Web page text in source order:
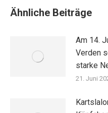
Ähnliche Beiträge
Am 14.
Verden
starke
21. Juni